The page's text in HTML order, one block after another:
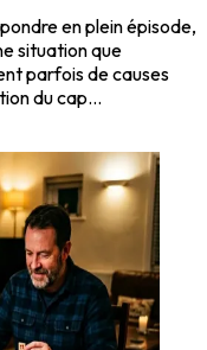
en plein épisode,
situation que
parfois de causes
du cap...